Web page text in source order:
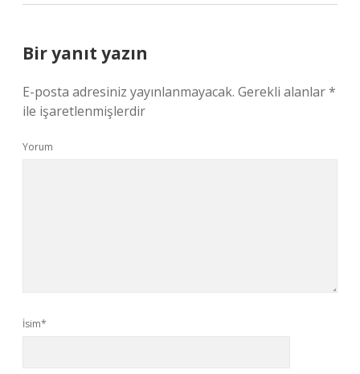
Bir yanıt yazın
E-posta adresiniz yayınlanmayacak. Gerekli alanlar*
ile işaretlenmişlerdir
Yorum
İsim*